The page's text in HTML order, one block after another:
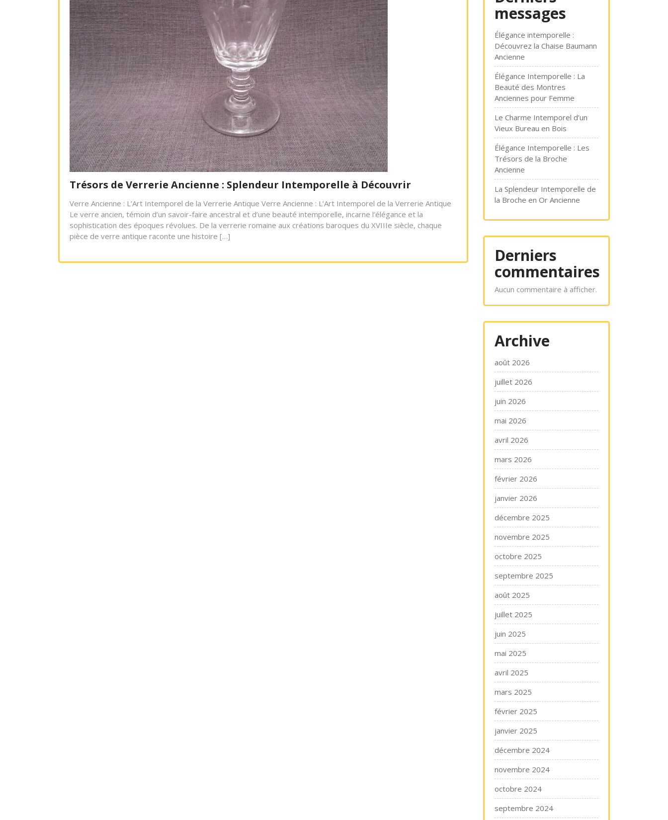
Trésors de Verrerie Ancienne : Splendeur Intemporelle à Découvrir
Verre Ancienne : L’Art Intemporel de la Verrerie Antique Verre Ancienne : L’Art Intemporel de la Verrerie Antique
Le verre ancien, témoin d’un savoir-faire ancestral et d’une beauté intemporelle, incarne l’élégance et la
sophistication des époques révolues. De la verrerie romaine aux créations baroques du XVIIIe siècle, chaque
pièce de verre antique raconte une histoire […]
messages
Élégance intemporelle :
Découvrez la Chaise Baumann
Ancienne
Élégance Intemporelle : La
Beauté des Montres
Anciennes pour Femme
Le Charme Intemporel d’un
Vieux Bureau en Bois
Élégance Intemporelle : Les
Trésors de la Broche
Ancienne
La Splendeur Intemporelle de
la Broche en Or Ancienne
Derniers
commentaires
Aucun commentaire à afficher.
Archive
août 2026
juillet 2026
juin 2026
mai 2026
avril 2026
mars 2026
février 2026
janvier 2026
décembre 2025
novembre 2025
octobre 2025
septembre 2025
août 2025
juillet 2025
juin 2025
mai 2025
avril 2025
mars 2025
février 2025
janvier 2025
décembre 2024
novembre 2024
octobre 2024
septembre 2024